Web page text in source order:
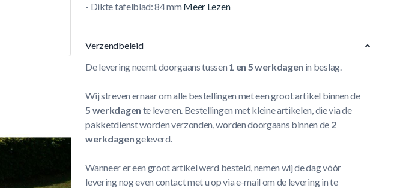
- Dikte tafelblad: 84 mm Meer Lezen
Verzendbeleid
De levering neemt doorgaans tussen 1 en 5 werkdagen in beslag.
Wij streven ernaar om alle bestellingen met een groot artikel binnen de
5 werkdagen te leveren. Bestellingen met kleine artikelen, die via de
pakketdienst worden verzonden, worden doorgaans binnen de 2
werkdagengeleverd.
Wanneer er een groot artikel werd besteld, nemen wij de dag vóór
levering nog even contact met u op via e-mail om de levering in te